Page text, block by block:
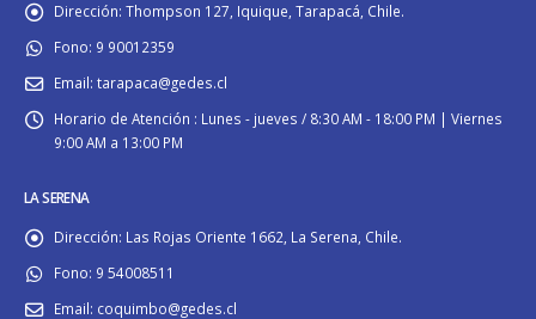
Dirección: Thompson 127, Iquique, Tarapacá, Chile.
Fono: 9 90012359
Email: tarapaca@gedes.cl
Horario de Atención : Lunes - jueves / 8:30 AM - 18:00 PM | Viernes
9:00 AM a 13:00 PM
LA SERENA
Dirección: Las Rojas Oriente 1662, La Serena, Chile.
Fono: 9 54008511
Email: coquimbo@gedes.cl